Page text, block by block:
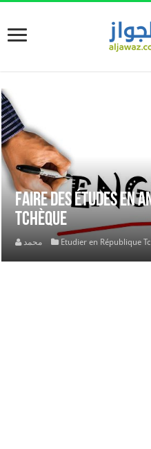
Faire des études en
Tchèque
محمد Etudier en République